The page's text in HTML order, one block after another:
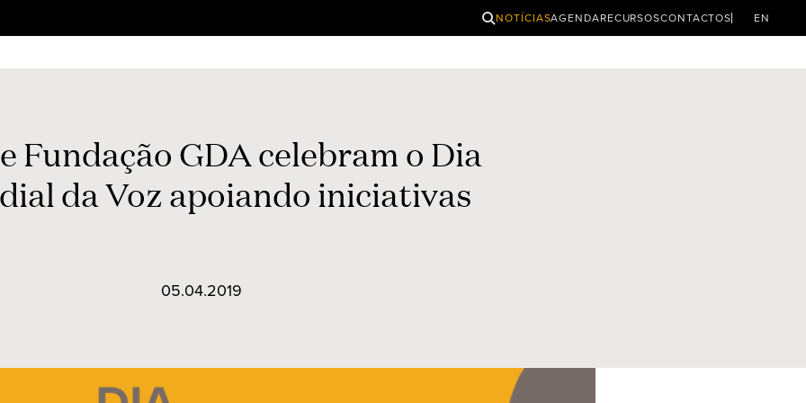
PESQUISAR
NOTÍCIASAGENDARECURSOSCONTACTOS EN
Fundação GDA celebram o Dia
da Voz apoiando iniciativas
05.04.2019